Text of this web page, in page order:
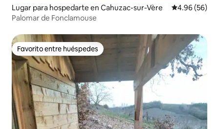
Lugar para hospedarte en Cahuzac-sur-Vère Calificación
4.96 (56)
Palomar de Fonclamouse
Favorito entre huéspedes
Favorito entre huéspedes